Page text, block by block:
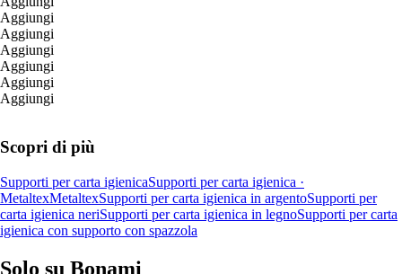
Aggiungi
Aggiungi
Aggiungi
Aggiungi
Aggiungi
Aggiungi
Scopri di più
Supporti per carta igienicaSupporti per carta igienica ·
MetaltexMetaltexSupporti per carta igienica in argentoSupporti per
carta igienica neriSupporti per carta igienica in legnoSupporti per carta
igienica con supporto con spazzola
Solo su Bonami